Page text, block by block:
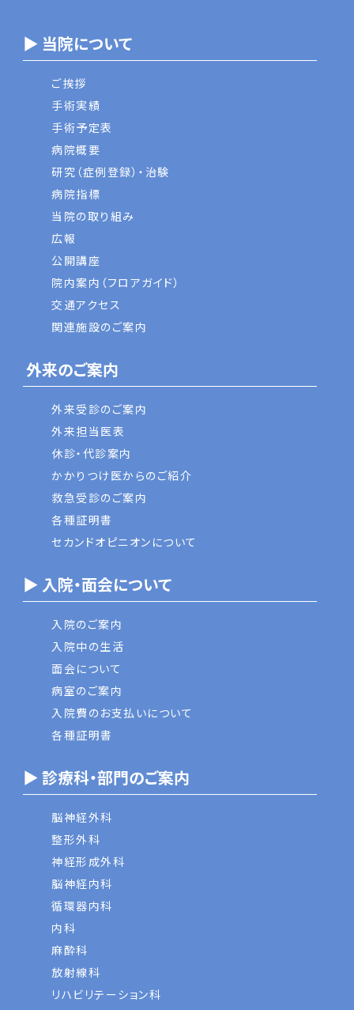
▶ 当院について
ご挨拶
手術実績
手術予定表
病院概要
研究（症例登録）・治験
病院指標
当院の取り組み
広報
公開講座
院内案内（フロアガイド）
交通アクセス
関連施設のご案内
外来のご案内
外来受診のご案内
外来担当医表
休診・代診案内
かかりつけ医からのご紹介
救急受診のご案内
各種証明書
セカンドオピニオンについて
▶ 入院・面会について
入院のご案内
入院中の生活
面会について
病室のご案内
入院費のお支払いについて
各種証明書
▶ 診療科・部門のご案内
脳神経外科
整形外科
神経形成外科
脳神経内科
循環器内科
内科
麻酔科
放射線科
リハビリテーション科